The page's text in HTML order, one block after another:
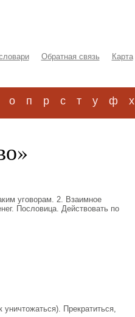
Обратная связь
Карта
о п р с т у ф х
уговорам. 2. Взаимное
Пословица. Действовать по
Прекратиться,